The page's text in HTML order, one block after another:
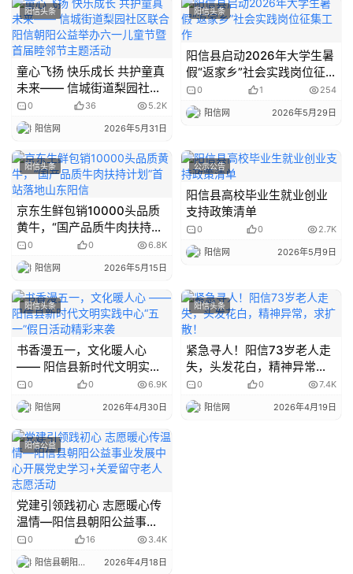
首
页
阳信头条
童心飞扬 快乐成长 共护童真
未来—— 信城街道梨园社区
联合阳信朝阳公益举办六一
儿童节暨首届睦邻节主题活
动
0 36 5.2K
阳信网 2026年5月31日
阳信头条
阳信县启动2026年大学生暑
假“返家乡”社会实践岗位征
集工作
0 1 254
阳信网 2026年5月29日
阳信头条
京东生鲜包销10000头品质
黄牛，“国产品质牛肉扶持计
划”首站落地山东阳信
0 0 6.8K
阳信网 2026年5月15日
公示公告
阳信县高校毕业生就业创业
支持政策清单
0 0 2.7K
阳信网 2026年5月9日
阳信头条
书香漫五一，文化暖人心
—— 阳信县新时代文明实践
中心“五一”假日活动精彩来
袭
0 0 6.9K
阳信网 2026年4月30日
阳信头条
紧急寻人！阳信73岁老人走
失，头发花白，精神异常，
求扩散！
0 0 7.4K
阳信网 2026年4月19日
阳信公益
党建引领践初心 志愿暖心传
温情—阳信县朝阳公益事业
发展中心开展党史学习+关爱
留守老人志愿活动
0 16 3.4K
阳信县朝阳公益事业发展中心 2026年4月18日